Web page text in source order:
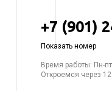
+7 (901)
Показать номер
Время работы: Пн-
Откроемся через